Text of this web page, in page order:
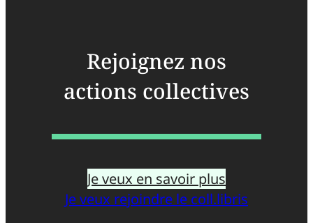
Rejoignez nos
actions collectives
Je veux en savoir plus
Je veux rejoindre le coll.libris